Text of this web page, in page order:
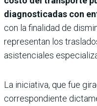
diagnosticadas con
con la finalidad de
representan los
asistenciales
La iniciativa, que fue
correspondiente